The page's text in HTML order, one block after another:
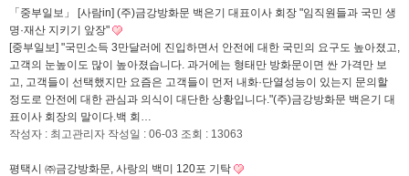
「중부일보」 [사람in] (주)금강방화문 백은기 대표이사 회장 "임직원들과 국민 생
명·재산 지키기 앞장"
[중부일보] "국민소득 3만달러에 진입하면서 안전에 대한 국민의 요구도 높아졌고,
고객의 눈높이도 많이 높아졌습니다. 과거에는 형태만 방화문이면 싼 가격만 보
고, 고객들이 선택했지만 요즘은 고객들이 먼저 내화·단열성능이 있는지 문의할
정도로 안전에 대한 관심과 의식이 대단한 상황입니다."(주)금강방화문 백은기 대
표이사 회장의 말이다.백 회…
작성자 : 최고관리자 작성일 : 06-03 조회 : 13063
평택시 ㈜금강방화문, 사랑의 백미 120포 기탁